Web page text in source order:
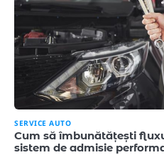
SERVICE AUTO
Cum să îmbunătățești
sistem de admisie